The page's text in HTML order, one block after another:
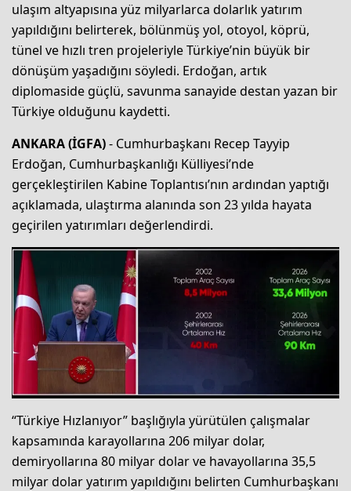
ulaşım altyapısına yüz milyarlarca dolarlık yatırım
yapıldığını belirterek, bölünmüş yol, otoyol, köprü,
tünel ve hızlı tren projeleriyle Türkiye’nin büyük bir
dönüşüm yaşadığını söyledi. Erdoğan, artık
diplomaside güçlü, savunma sanayide destan yazan bir
Türkiye olduğunu kaydetti.
ANKARA (İGFA)- Cumhurbaşkanı Recep Tayyip
Erdoğan, Cumhurbaşkanlığı Külliyesi’nde
gerçekleştirilen Kabine Toplantısı’nın ardından yaptığı
açıklamada, ulaştırma alanında son 23 yılda hayata
geçirilen yatırımları değerlendirdi.
“Türkiye Hızlanıyor” başlığıyla yürütülen çalışmalar
kapsamında karayollarına 206 milyar dolar,
demiryollarına 80 milyar dolar ve havayollarına 35,5
milyar dolar yatırım yapıldığını belirten Cumhurbaşkanı